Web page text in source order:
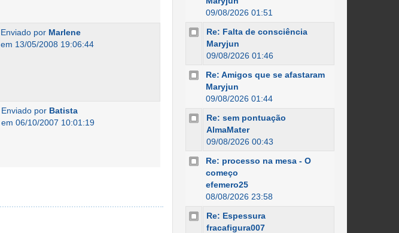
Enviado por Marlene
em 13/05/2008 19:06:44
Enviado por Batista
em 06/10/2007 10:01:19
09/08/2026 01:51
Re: Falta de consciência
Maryjun
09/08/2026 01:46
Re: Amigos que se afastaram
Maryjun
09/08/2026 01:44
Re: sem pontuação
AlmaMater
09/08/2026 00:43
Re: processo na mesa - O
começo
efemero25
08/08/2026 23:58
Re: Espessura
fracafigura007